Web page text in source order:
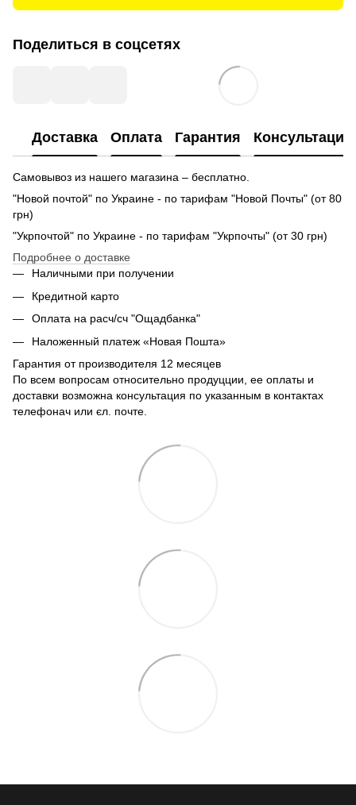
Поделиться в соцсетях
Доставка Оплата Гарантия Консультация
Самовывоз из нашего магазина – бесплатно.
"Новой почтой" по Украине - по тарифам "Новой Почты" (от 80
грн)
"Укрпочтой" по Украине - по тарифам "Укрпочты" (от 30 грн)
Подробнее о доставке
Наличными при получении
Кредитной карто
Оплата на расч/сч "Ощадбанка"
Наложенный платеж «Новая Пошта»
Гарантия от производителя 12 месяцев
По всем вопросам относительно продуцции, ее оплаты и
доставки возможна консультация по указанным в контактах
телефонач или єл. почте.